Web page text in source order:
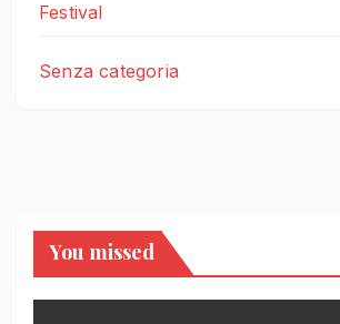
Festival
Senza categoria
You missed